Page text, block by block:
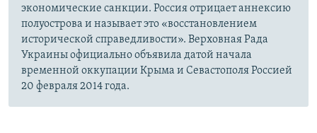
экономические санкции. Россия отрицает аннексию
полуострова и называет это «восстановлением
исторической справедливости». Верховная Рада
Украины официально объявила датой начала
временной оккупации Крыма и Севастополя Россией
20 февраля 2014 года.